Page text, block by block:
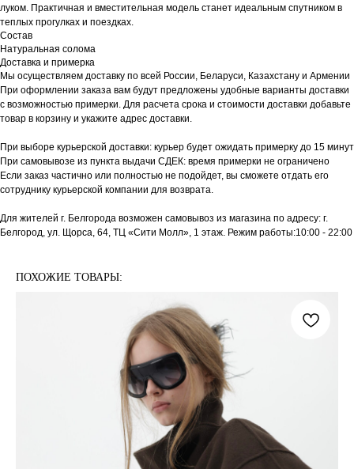
луком. Практичная и вместительная модель станет идеальным спутником в
теплых прогулках и поездках.
Состав
Натуральная солома
Доставка и примерка
Мы осуществляем доставку по всей России, Беларуси, Казахстану и Армении
При оформлении заказа вам будут предложены удобные варианты доставки
с возможностью примерки. Для расчета срока и стоимости доставки добавьте
товар в корзину и укажите адрес доставки.
При выборе курьерской доставки: курьер будет ожидать примерку до 15 минут
При самовывозе из пункта выдачи СДЕК: время примерки не ограничено
Если заказ частично или полностью не подойдет, вы сможете отдать его
сотруднику курьерской компании для возврата.
Для жителей г. Белгорода возможен самовывоз из магазина по адресу: г.
Белгород, ул. Щорса, 64, ТЦ «Сити Молл», 1 этаж. Режим работы:10:00 - 22:00
ПОХОЖИЕ ТОВАРЫ: